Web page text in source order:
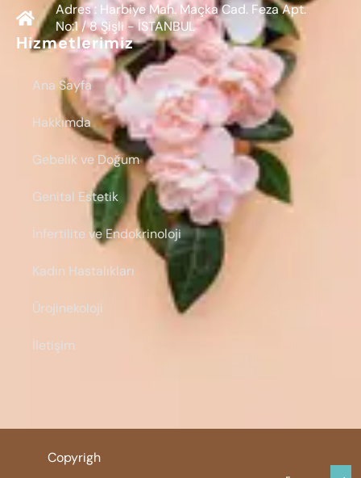
Adres : Harbiye Mah. Maçka Cad. Feza Apt.
No:1 / 8 Şişli - İSTANBUL
Hizmetlerimiz
Ana Sayfa
Hakkımda
Gebelik ve Doğum
Genital Estetik
İnfertilite ve Endokrinoloji
Kadın Hastalıkları
Ürojinekoloji
İletişim
Copyrigh